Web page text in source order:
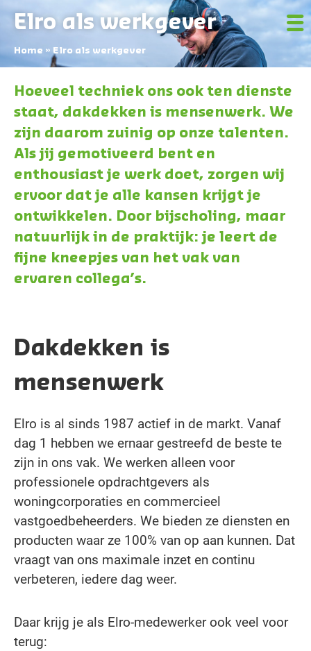
Elro als werkgever
Home » Elro als werkgever
Hoeveel techniek ons ook ten dienste
staat, dakdekken is mensenwerk. We
zijn daarom zuinig op onze talenten.
Als jij gemotiveerd bent en
enthousiast je werk doet, zorgen wij
ervoor dat je alle kansen krijgt je
ontwikkelen. Door bijscholing, maar
natuurlijk in de praktijk: je leert de
fijne kneepjes van het vak van
ervaren collega’s.
Dakdekken is
mensenwerk
Elro is al sinds 1987 actief in de markt. Vanaf
dag 1 hebben we ernaar gestreefd de beste te
zijn in ons vak. We werken alleen voor
professionele opdrachtgevers als
woningcorporaties en commercieel
vastgoedbeheerders. We bieden ze diensten en
producten waar ze 100% van op aan kunnen. Dat
vraagt van ons maximale inzet en continu
verbeteren, iedere dag weer.
Daar krijg je als Elro-medewerker ook veel voor
terug: